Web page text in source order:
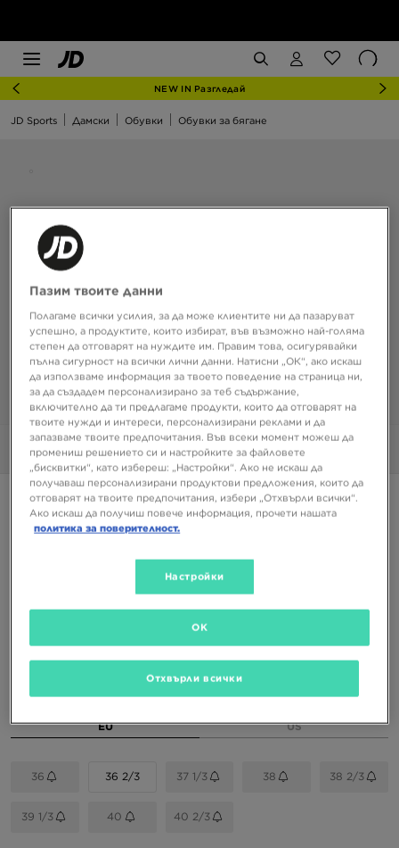
NEW IN Разгледай
JD Sports Дамски Обувки Обувки за бягане
Снимки 360°
Супер оферта
HOKA CLIFTON 10
Избери размер
EU US
36 36 2/3 37 1/3 38 38 2/3
39 1/3 40 40 2/3
Пазим твоите данни
Полагаме всички усилия, за да може клиентите ни да пазаруват
успешно, а продуктите, които избират, във възможно най-голяма
степен да отговарят на нуждите им. Правим това, осигурявайки
пълна сигурност на всички лични данни. Натисни „ОК“, ако искаш
да използваме информация за твоето поведение на страница ни,
за да създадем персонализирано за теб съдържание,
включително да ти предлагаме продукти, които да отговарят на
твоите нужди и интереси, персонализирани реклами и да
запазваме твоите предпочитания. Във всеки момент можеш да
промениш решението си и настройките за файловете
„бисквитки“, като избереш: „Настройки“. Ако не искаш да
получаваш персонализирани продуктови предложения, които да
отговарят на твоите предпочитания, избери „Отхвърли всички“.
Ако искаш да получиш повече информация, прочети нашата
политика за поверителност.
Настройки
Отхвърли всички
OK